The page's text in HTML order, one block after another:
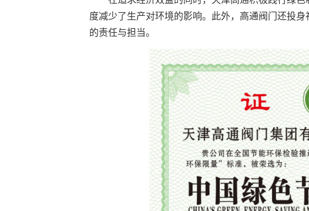
度减少了生产对环境的影响。此外，高通阀门还投
的责任与担当。